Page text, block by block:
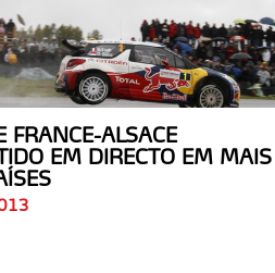
FRANCE-ALSACE
EM DIRECTO EM MAIS